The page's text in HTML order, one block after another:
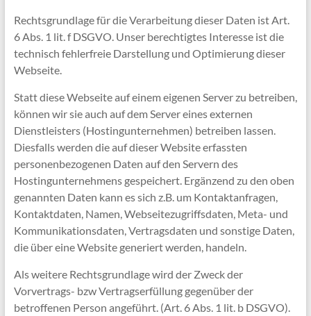
Rechtsgrundlage für die Verarbeitung dieser Daten ist Art.
6 Abs. 1 lit. f DSGVO. Unser berechtigtes Interesse ist die
technisch fehlerfreie Darstellung und Optimierung dieser
Webseite.
Statt diese Webseite auf einem eigenen Server zu betreiben,
können wir sie auch auf dem Server eines externen
Dienstleisters (Hostingunternehmen) betreiben lassen.
Diesfalls werden die auf dieser Website erfassten
personenbezogenen Daten auf den Servern des
Hostingunternehmens gespeichert. Ergänzend zu den oben
genannten Daten kann es sich z.B. um Kontaktanfragen,
Kontaktdaten, Namen, Webseitezugriffsdaten, Meta- und
Kommunikationsdaten, Vertragsdaten und sonstige Daten,
die über eine Website generiert werden, handeln.
Als weitere Rechtsgrundlage wird der Zweck der
Vorvertrags- bzw Vertragserfüllung gegenüber der
betroffenen Person angeführt. (Art. 6 Abs. 1 lit. b DSGVO).